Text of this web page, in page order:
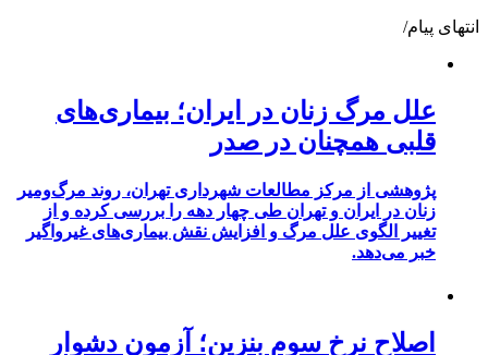
انتهای پیام/
علل مرگ زنان در ایران؛ بیماری‌های
قلبی همچنان در صدر
پژوهشی از مرکز مطالعات شهرداری تهران، روند مرگ‌ومیر
زنان در ایران و تهران طی چهار دهه را بررسی کرده و از
تغییر الگوی علل مرگ و افزایش نقش بیماری‌های غیرواگیر
خبر می‌دهد.
اصلاح نرخ سوم بنزین؛ آزمون دشوار